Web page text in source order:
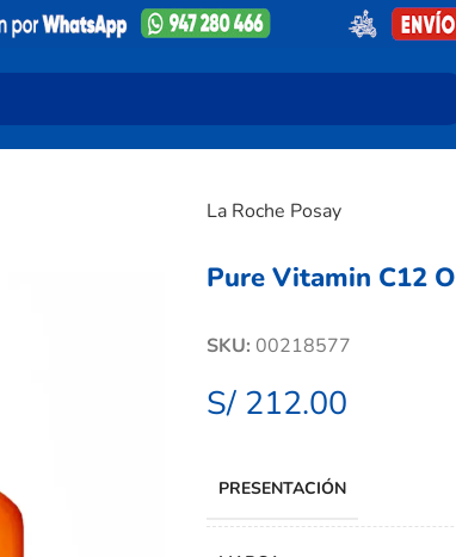
La Roche Posay
Pure Vitamin C12
SKU: 00218577
S/212.00
PRESENTACIÓN